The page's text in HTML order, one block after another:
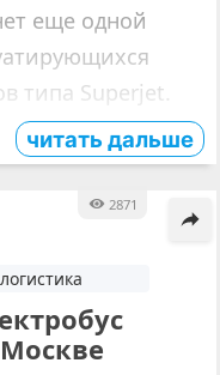
еще одной
типа Superjet.
читать дальше
2871